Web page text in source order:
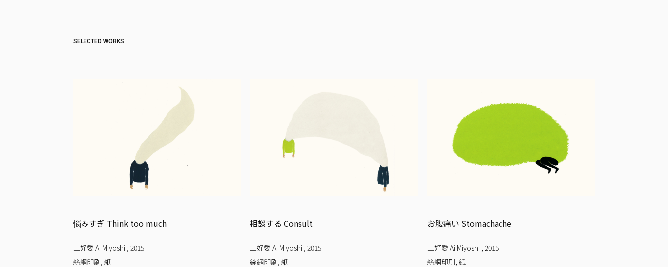
SELECTED WORKS
悩みすぎ Think too much
三好愛 Ai Miyoshi 2015
絲網印刷, 紙
相談する Consult
三好愛 Ai Miyoshi 2015
絲網印刷, 紙
お腹痛い Stomachache
三好愛 Ai Miyoshi 2015
絲網印刷, 紙